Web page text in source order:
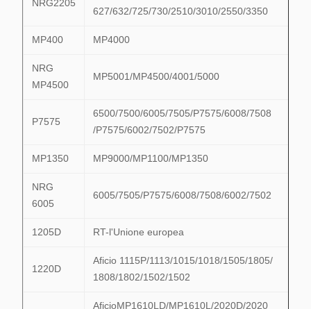
NRG2205
627/632/725/730/2510/3010/2550/3350
MP400 MP4000
NRG
MP4500
MP5001/MP4500/4001/5000
P7575
6500/7500/6005/7505/P7575/6008/7508
/P7575/6002/7502/P7575
MP1350 MP9000/MP1100/MP1350
NRG
6005
6005/7505/P7575/6008/7508/6002/7502
1205D RT-l'Unione europea
1220D
Aficio 1115P/1113/1015/1018/1505/1805/
1808/1802/1502/1502
AficioMP1610LD/MP1610L/2020D/2020